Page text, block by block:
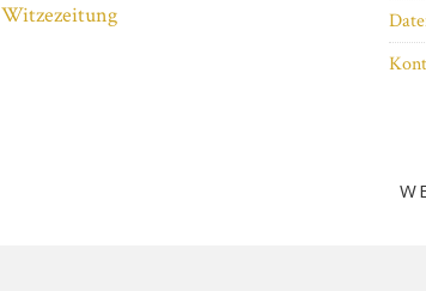
Witzezeitung